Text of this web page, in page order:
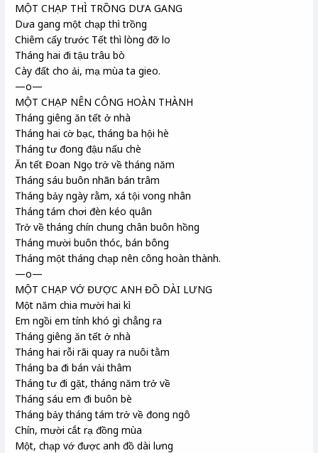
MỘT CHẠP THÌ TRỒNG DƯA GANG
Dưa gang một chạp thì trồng
Chiêm cấy trước Tết thì lòng đỡ lo
Tháng hai đi tậu trâu bò
Cày đất cho ải, mạ mùa ta gieo.
—o—
MỘT CHẠP NÊN CÔNG HOÀN THÀNH
Tháng giêng ăn tết ở nhà
Tháng hai cờ bạc, tháng ba hội hè
Tháng tư đong đậu nấu chè
Ăn tết Đoan Ngọ trở về tháng năm
Tháng sáu buôn nhãn bán trâm
Tháng bảy ngày rằm, xá tội vong nhân
Tháng tám chơi đèn kéo quân
Trở về tháng chín chung chân buôn hồng
Tháng mười buôn thóc, bán bông
Tháng một tháng chạp nên công hoàn thành.
—o—
MỘT CHẠP VỚ ĐƯỢC ANH ĐỒ DÀI LƯNG
Một năm chia mười hai kì
Em ngồi em tính khó gì chẳng ra
Tháng giêng ăn tết ở nhà
Tháng hai rỗi rãi quay ra nuôi tằm
Tháng ba đi bán vải thâm
Tháng tư đi gặt, tháng năm trở về
Tháng sáu em đi buôn bè
Tháng bảy tháng tám trở về đong ngô
Chín, mười cắt rạ đồng mùa
Một, chạp vớ được anh đồ dài lưng